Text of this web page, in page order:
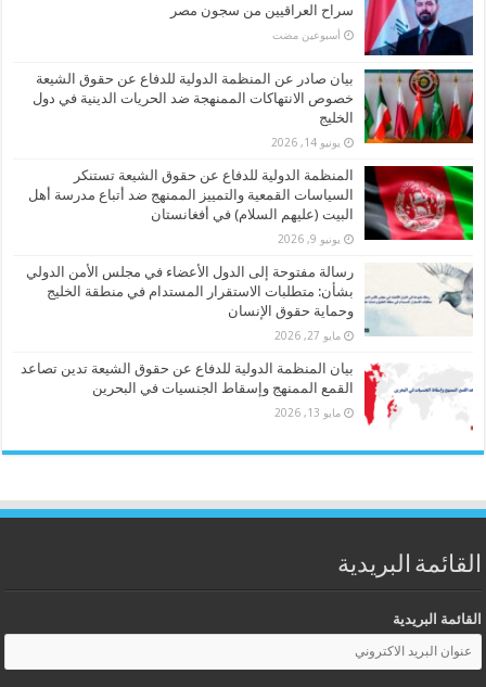
سراح العراقيين من سجون مصر
‏أسبوعين مضت
بيان صادر عن المنظمة الدولية للدفاع عن حقوق الشيعة
خصوص الانتهاكات الممنهجة ضد الحريات الدينية في دول
الخليج
يونيو 14, 2026
المنظمة الدولية للدفاع عن حقوق الشيعة تستنكر
السياسات القمعية والتمييز الممنهج ضد أتباع مدرسة أهل
البيت (عليهم السلام) في أفغانستان
يونيو 9, 2026
رسالة مفتوحة إلى الدول الأعضاء في مجلس الأمن الدولي
بشأن: متطلبات الاستقرار المستدام في منطقة الخليج
وحماية حقوق الإنسان
مايو 27, 2026
بيان المنظمة الدولية للدفاع عن حقوق الشيعة تدين تصاعد
القمع الممنهج وإسقاط الجنسيات في البحرين
مايو 13, 2026
القائمة البريدية
القائمة البريدية